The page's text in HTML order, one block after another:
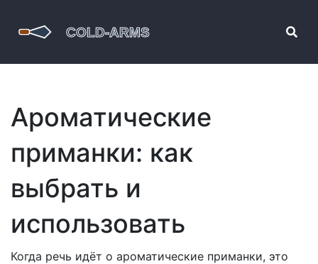
Ароматические
приманки: как
выбрать и
использовать
Когда речь идёт о ароматические приманки, это